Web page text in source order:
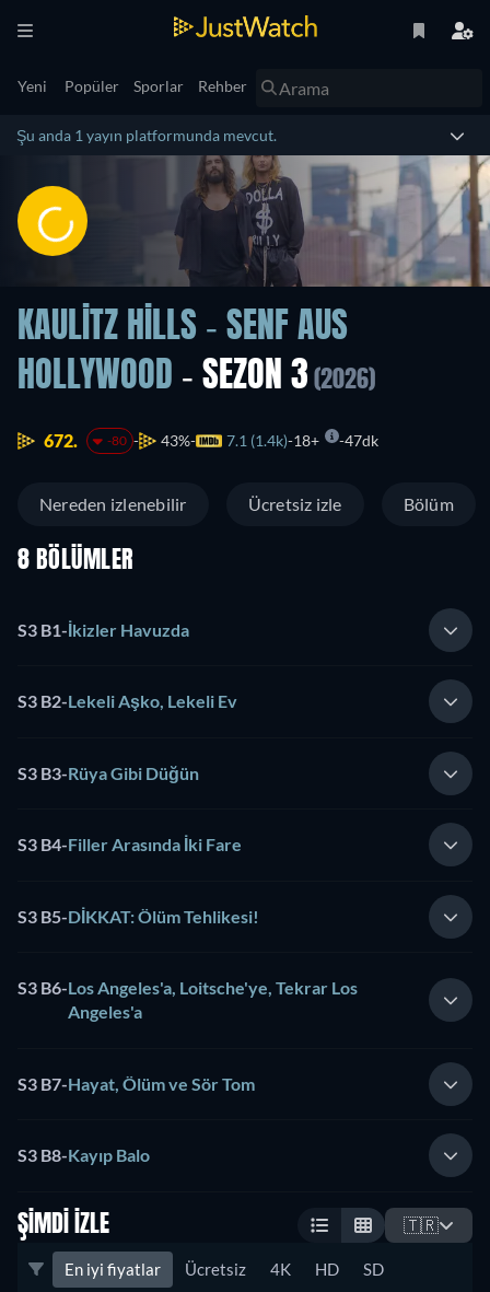
Yeni Popüler Sporlar Rehber
Şu anda 1 yayın platformunda mevcut.
KAULITZ HILLS - SENF AUS
HOLLYWOOD - SEZON 3 (2026)
672. -80 43% 7.1 (1.4k) 18+ 47dk
Nereden izlenebilir Ücretsiz izle Bölüm
8 BÖLÜMLER
S3 B1-İkizler Havuzda
S3 B2-Lekeli Aşko, Lekeli Ev
S3 B3-Rüya Gibi Düğün
S3 B4-Filler Arasında İki Fare
S3 B5-DİKKAT: Ölüm Tehlikesi!
S3 B6-Los Angeles'a, Loitsche'ye, Tekrar Los
Angeles'a
S3 B7-Hayat, Ölüm ve Sör Tom
S3 B8-Kayıp Balo
ŞIMDI İZLE 🇹🇷
En iyi fiyatlar Ücretsiz 4K HD SD